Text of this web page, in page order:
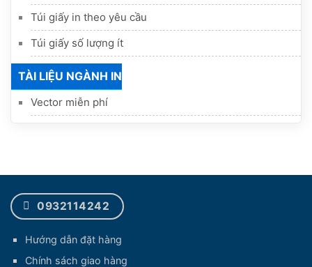
Túi giấy in theo yêu cầu
Túi giấy số lượng ít
TÀI LIỆU NGÀNH IN
Vector miễn phí
0932114242
Hướng dẫn đặt hàng
Chính sách giao hàng